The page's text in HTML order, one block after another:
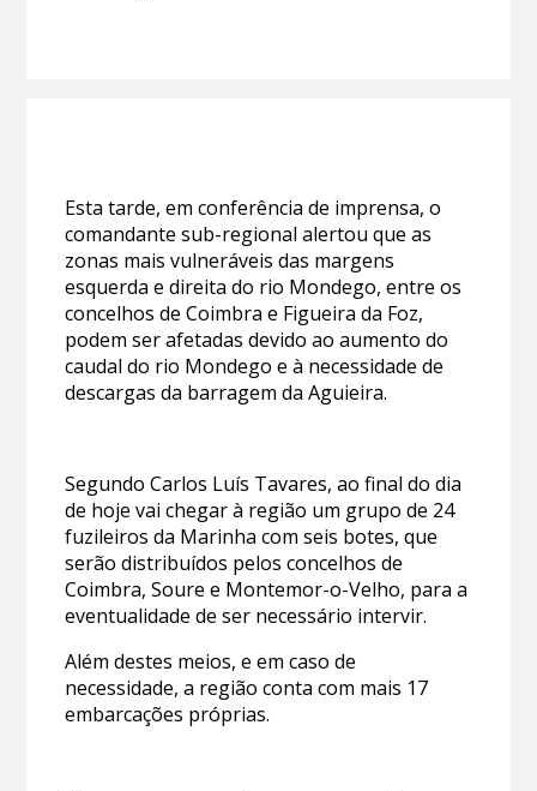
Esta tarde, em conferência de imprensa, o
comandante sub-regional alertou que as
zonas mais vulneráveis das margens
esquerda e direita do rio Mondego, entre os
concelhos de Coimbra e Figueira da Foz,
podem ser afetadas devido ao aumento do
caudal do rio Mondego e à necessidade de
descargas da barragem da Aguieira.
Segundo Carlos Luís Tavares, ao final do dia
de hoje vai chegar à região um grupo de 24
fuzileiros da Marinha com seis botes, que
serão distribuídos pelos concelhos de
Coimbra, Soure e Montemor-o-Velho, para a
eventualidade de ser necessário intervir.
Além destes meios, e em caso de
necessidade, a região conta com mais 17
embarcações próprias.